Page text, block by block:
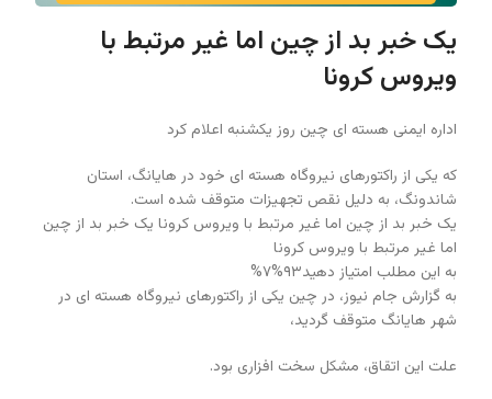
یک خبر بد از چین اما غیر مرتبط با
ویروس کرونا
اداره ایمنی هسته ای چین روز یکشنبه اعلام کرد
که یکی از راکتورهای نیروگاه هسته ای خود در هایانگ، استان
شاندونگ، به دلیل نقص تجهیزات متوقف شده است.
یک خبر بد از چین اما غیر مرتبط با ویروس کرونا یک خبر بد از چین
اما غیر مرتبط با ویروس کرونا
به این مطلب امتیاز دهید۹۳%۷%
به گزارش جام نیوز، در چین یکی از راکتورهای نیروگاه هسته ای در
شهر هایانگ متوقف گردید،
علت این اتقاق، مشکل سخت افزاری بود.